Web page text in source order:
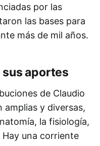
por las
las bases para
más de mil años.
aportes
de Claudio
amplias y diversas,
la fisiología,
una corriente